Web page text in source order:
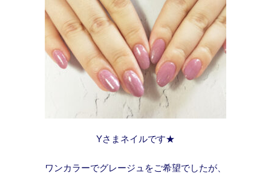
Yさまネイルです★
ワンカラーでグレージュをご希望でしたが、